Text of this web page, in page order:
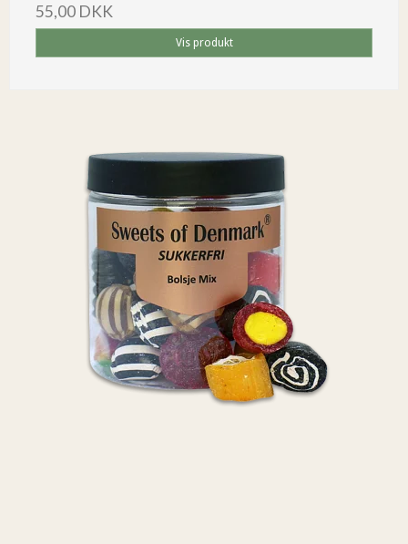
55,00 DKK
Vis produkt